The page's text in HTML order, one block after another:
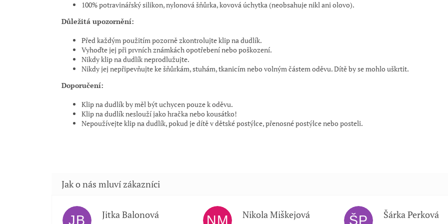
100% potravinářský silikon, nylonová šňůrka, kovová úchytka (neobsahuje nikl ani olovo).
Důležitá upozornění:
Před každým použitím pozorně zkontrolujte klip na dudlík.
Vyhoďte jej při prvních známkách opotřebení nebo poškození.
Nikdy klip na dudlík neprodlužujte.
Nikdy jej nepřipevňujte ke šňůrkám, stuhám, tkanicím nebo volným částem oděvu. Dítě by se mohlo uškrtit.
Doporučení:
Klip na dudlík by měl být uchycen pouze k oděvu.
Klip na dudlík neslouží jako hračka nebo kousátko!
Nepoužívejte klip na dudlík, pokud je dítě v dětské postýlce, přenosné postýlce nebo posteli.
JB Jitka Balonová NM Nikola Miškejová ŠP Šárka Perková